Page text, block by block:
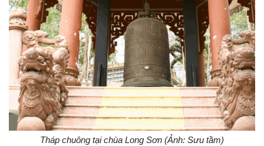
Tháp chuông tại chùa Long Sơn (Ảnh: Sưu tầm)